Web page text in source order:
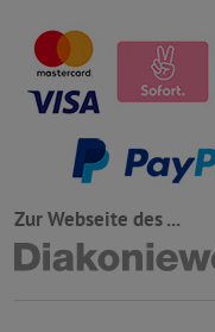
Zur Webseite des ...